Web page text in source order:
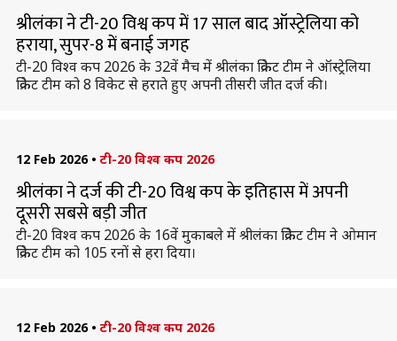
श्रीलंका ने टी-20 विश्व कप में 17 साल बाद ऑस्ट्रेलिया को
हराया, सुपर-8 में बनाई जगह
टी-20 विश्व कप 2026 के 32वें मैच में श्रीलंका क्रिकेट टीम ने ऑस्ट्रेलिया
क्रिकेट टीम को 8 विकेट से हराते हुए अपनी तीसरी जीत दर्ज की।
12 Feb 2026 • टी-20 विश्व कप 2026
श्रीलंका ने दर्ज की टी-20 विश्व कप के इतिहास में अपनी
दूसरी सबसे बड़ी जीत
टी-20 विश्व कप 2026 के 16वें मुकाबले में श्रीलंका क्रिकेट टीम ने ओमान
क्रिकेट टीम को 105 रनों से हरा दिया।
12 Feb 2026 • टी-20 विश्व कप 2026